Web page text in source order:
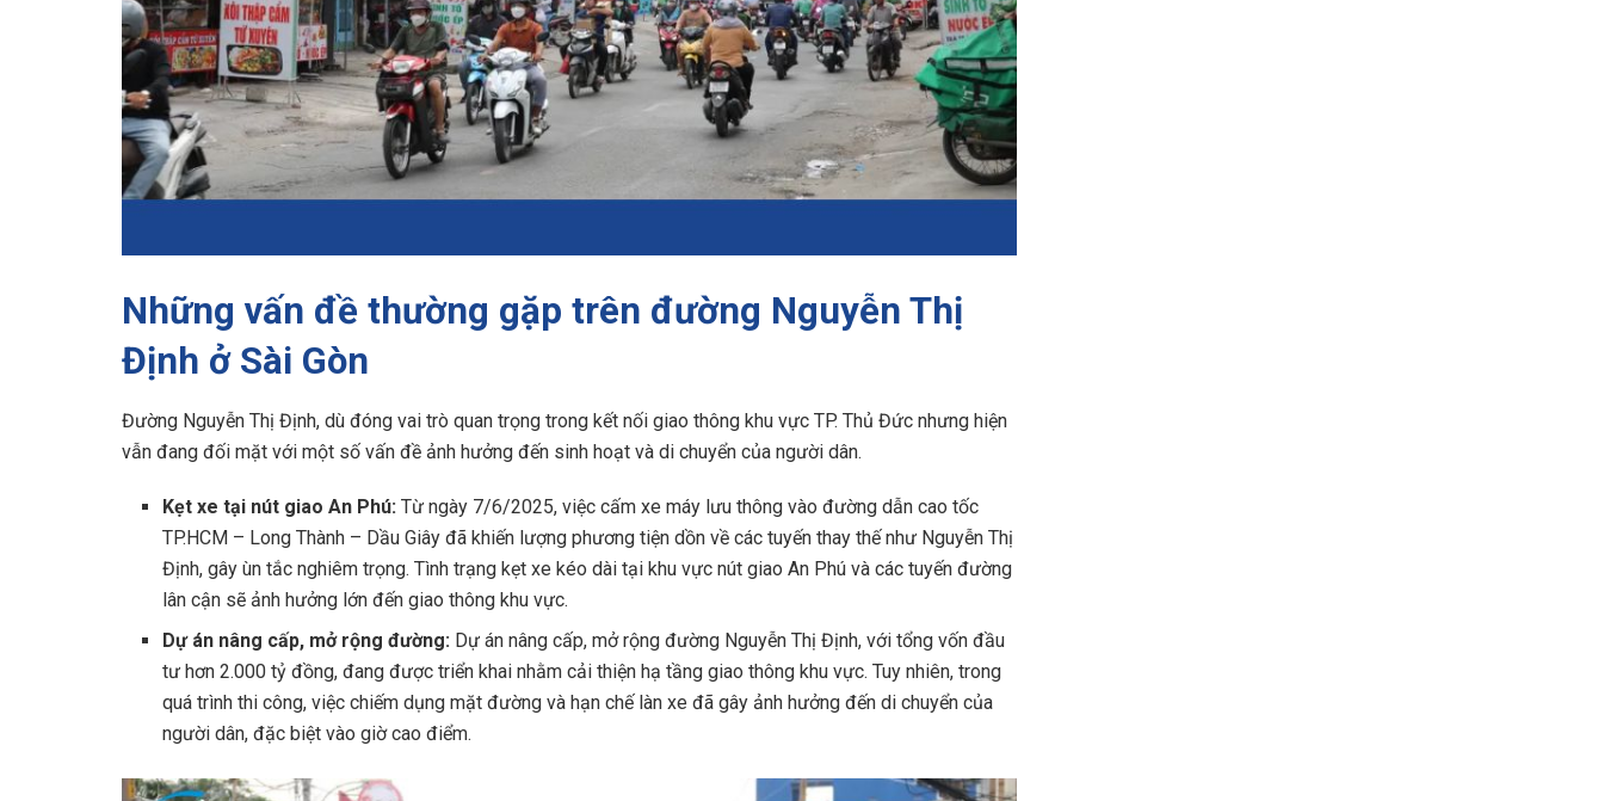
Những vấn đề thường gặp trên đường Nguyễn Thị
Định ở Sài Gòn
Đường Nguyễn Thị Định, dù đóng vai trò quan trọng trong kết nối giao thông khu vực TP. Thủ Đức nhưng hiện
vẫn đang đối mặt với một số vấn đề ảnh hưởng đến sinh hoạt và di chuyển của người dân.
Kẹt xe tại nút giao An Phú: Từ ngày 7/6/2025, việc cấm xe máy lưu thông vào đường dẫn cao tốc
TP.HCM – Long Thành – Dầu Giây đã khiến lượng phương tiện dồn về các tuyến thay thế như Nguyễn Thị
Định, gây ùn tắc nghiêm trọng. Tình trạng kẹt xe kéo dài tại khu vực nút giao An Phú và các tuyến đường
lân cận sẽ ảnh hưởng lớn đến giao thông khu vực.
Dự án nâng cấp, mở rộng đường: Dự án nâng cấp, mở rộng đường Nguyễn Thị Định, với tổng vốn đầu
tư hơn 2.000 tỷ đồng, đang được triển khai nhằm cải thiện hạ tầng giao thông khu vực. Tuy nhiên, trong
quá trình thi công, việc chiếm dụng mặt đường và hạn chế làn xe đã gây ảnh hưởng đến di chuyển của
người dân, đặc biệt vào giờ cao điểm.